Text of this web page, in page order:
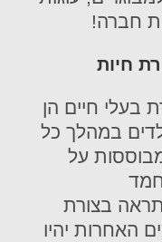
חברה!
חיות
בעלי חיים הן
במהלך כל
על
תראה בצורת
האחרות יהיו